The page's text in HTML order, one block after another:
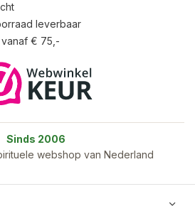
leverbaar
vanaf € 75,-
Sinds 2006
webshop van Nederland